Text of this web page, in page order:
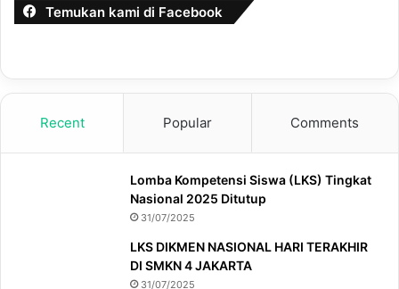
Temukan kami di Facebook
Recent Popular Comments
Lomba Kompetensi Siswa (LKS) Tingkat
Nasional 2025 Ditutup
31/07/2025
LKS DIKMEN NASIONAL HARI TERAKHIR
DI SMKN 4 JAKARTA
31/07/2025